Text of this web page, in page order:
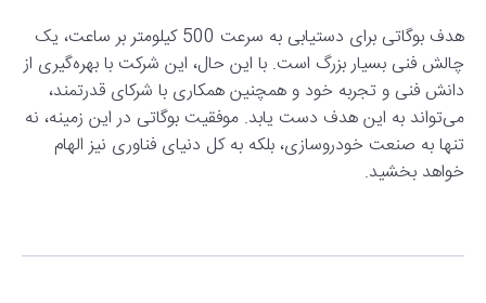
هدف بوگاتی برای دستیابی به سرعت 500 کیلومتر بر ساعت، یک
چالش فنی بسیار بزرگ است. با این حال، این شرکت با بهره‌گیری از
دانش فنی و تجربه خود و همچنین همکاری با شرکای قدرتمند،
می‌تواند به این هدف دست یابد. موفقیت بوگاتی در این زمینه، نه
تنها به صنعت خودروسازی، بلکه به کل دنیای فناوری نیز الهام
خواهد بخشید.